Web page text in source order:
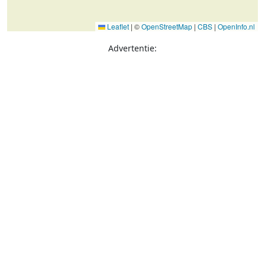
Leaflet | ©OpenStreetMap | CBS | OpenInfo.nl
Advertentie: